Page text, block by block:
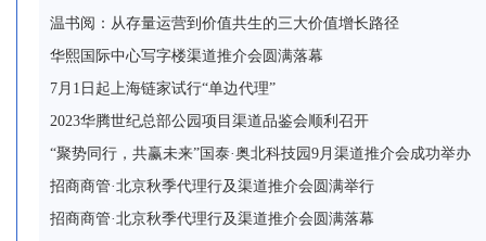
温书阅：从存量运营到价值共生的三大价值增长路径
华熙国际中心写字楼渠道推介会圆满落幕
7月1日起上海链家试行“单边代理”
2023华腾世纪总部公园项目渠道品鉴会顺利召开
“聚势同行，共赢未来”国泰·奥北科技园9月渠道推介会成功举办
招商商管·北京秋季代理行及渠道推介会圆满举行
招商商管·北京秋季代理行及渠道推介会圆满落幕